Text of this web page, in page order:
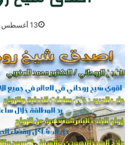
13 أغسطس 2023